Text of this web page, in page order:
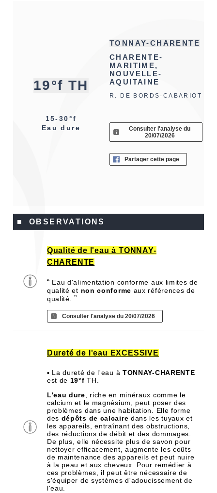
19°f TH
15-30°f
Eau dure
TONNAY-CHARENTE
CHARENTE-
MARITIME,
NOUVELLE-
AQUITAINE
R. DE BORDS-CABARIOT
Consulter l'analyse du
20/07/2026
Partager cette page
■ OBSERVATIONS
Qualité de l'eau à TONNAY-
CHARENTE
“ Eau d'alimentation conforme aux limites de
qualité et non conforme aux références de
qualité.”
Consulter l'analyse du 20/07/2026
Dureté de l'eau EXCESSIVE
▪ La dureté de l'eau à TONNAY-CHARENTE
est de 19°f TH.
L'eau dure , riche en minéraux comme le
calcium et le magnésium, peut poser des
problèmes dans une habitation. Elle forme
des dépôts de calcaire dans les tuyaux et
les appareils, entraînant des obstructions,
des réductions de débit et des dommages.
De plus, elle nécessite plus de savon pour
nettoyer efficacement, augmente les coûts
de maintenance des appareils et peut nuire
à la peau et aux cheveux. Pour remédier à
ces problèmes, il peut être nécessaire de
s'équiper de systèmes d'adoucissement de
l'eau.